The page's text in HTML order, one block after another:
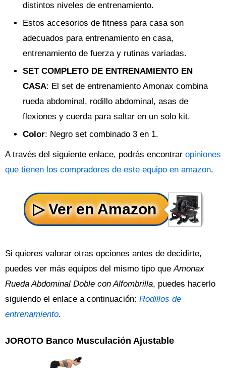
distintos niveles de entrenamiento.
Estos accesorios de fitness para casa son
adecuados para entrenamiento en casa,
entrenamiento de fuerza y rutinas variadas.
SET COMPLETO DE ENTRENAMIENTO EN
CASA: El set de entrenamiento Amonax combina
rueda abdominal, rodillo abdominal, asas de
flexiones y cuerda para saltar en un solo kit.
Color: Negro set combinado 3 en 1.
A través del siguiente enlace, podrás encontrar opiniones
que tienen los compradores de este equipo en amazon.
Si quieres valorar otras opciones antes de decidirte,
puedes ver más equipos del mismo tipo queAmonax
Rueda Abdominal Doble con Alfombrilla, puedes hacerlo
siguiendo el enlace a continuación: Rodillos de
entrenamiento.
JOROTO Banco Musculación Ajustable